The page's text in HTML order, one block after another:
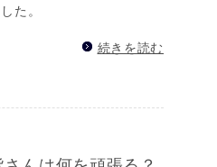
た。
続きを読む